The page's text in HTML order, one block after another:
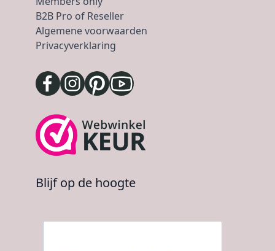
B2B Pro of Reseller
Algemene voorwaarden
Privacyverklaring
Blijf op de hoogte